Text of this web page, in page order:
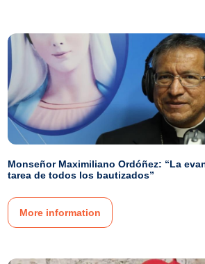
Monseñor Maximiliano Ordóñez: “La
tarea de todos los bautizados”
More information